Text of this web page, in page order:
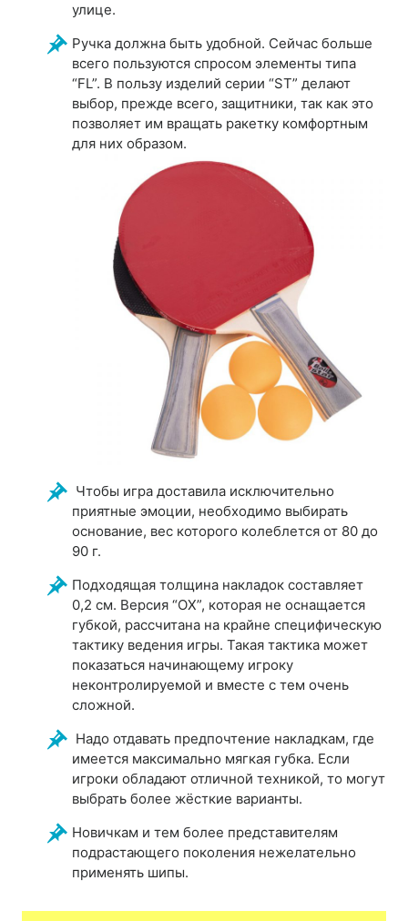
улице.
Ручка должна быть удобной. Сейчас больше
всего пользуются спросом элементы типа
“FL”. В пользу изделий серии “ST” делают
выбор, прежде всего, защитники, так как это
позволяет им вращать ракетку комфортным
для них образом.
Чтобы игра доставила исключительно
приятные эмоции, необходимо выбирать
основание, вес которого колеблется от 80 до
90 г.
Подходящая толщина накладок составляет
0,2 см. Версия “OX”, которая не оснащается
губкой, рассчитана на крайне специфическую
тактику ведения игры. Такая тактика может
показаться начинающему игроку
неконтролируемой и вместе с тем очень
сложной.
Надо отдавать предпочтение накладкам, где
имеется максимально мягкая губка. Если
игроки обладают отличной техникой, то могут
выбрать более жёсткие варианты.
Новичкам и тем более представителям
подрастающего поколения нежелательно
применять шипы.